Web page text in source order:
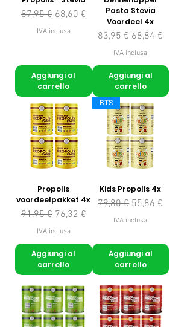
Prezzo regolare
87,95 € Prezzo scontato
68,60 €
IVA inclusa
Aggiungi al
carrello
Pasta Stevia
Voordeel 4x
Prezzo regolare
83,95 € Prezzo scontato
68,84 €
IVA inclusa
Aggiungi al
carrello
Propolis
voordeelpakket 4x
Prezzo regolare
91,95 € Prezzo scontato
76,32 €
IVA inclusa
Aggiungi al
carrello
BTS
Kids Propolis 4x
Prezzo regolare
79,80 € Prezzo scontato
55,86 €
IVA inclusa
Aggiungi al
carrello